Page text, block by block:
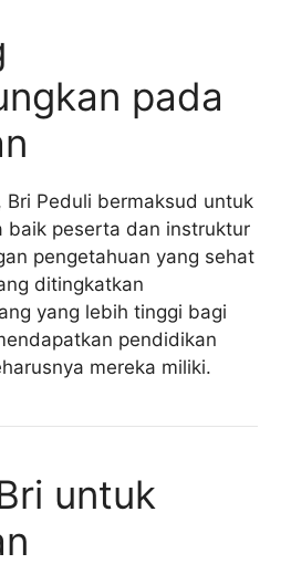
pada
Bri Peduli bermaksud untuk
baik peserta dan instruktur
pengetahuan yang sehat
ditingkatkan
yang lebih tinggi bagi
pendidikan
mereka miliki.
untuk